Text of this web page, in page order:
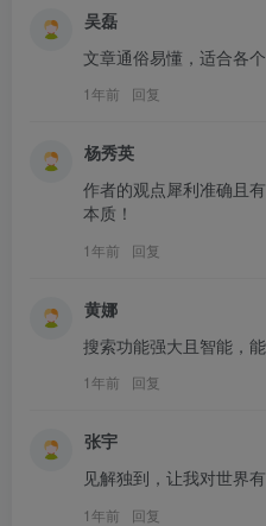
吴磊
文章通俗易懂，适合各
1年前 回复
杨秀英
作者的观点犀利准确且
本质！
1年前 回复
黄娜
搜索功能强大且智能，
1年前 回复
张宇
见解独到，让我对世界
1年前 回复